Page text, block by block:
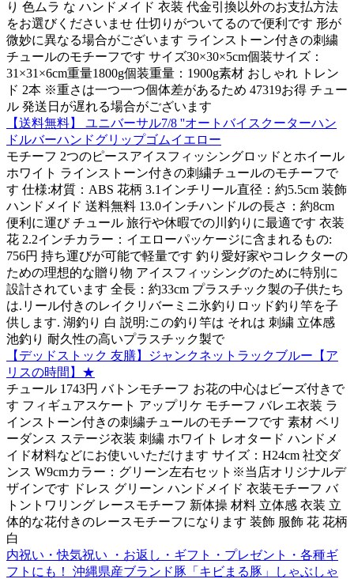
り 色ムラ な ハンドメイド 衣装 代金引換以外のお支払方法
をお選びくださいませ 仕切りがついてるので便利です 形が
微妙に異なる場合がございます ラインストーン付きの刺繍
チュールのモチーフです サイズ30×30×5cm個装サイズ：
31×31×6cm重量1800g個装重量：1900g素材 おしゃれ トレン
ド 2本 ※重さは一つ一つ個体差があるため 47319お得 チュー
ル 発送日が遅れる場合がございます
【送料無料】 ユニバーサル7/8 ''オートバイスクーターハン
ドルバーハンドグリップゴムイエロー
モチーフ 2つのピースアイスフィッシングロッドとホイール
ホワイト ラインストーン付きの刺繍チュールのモチーフで
す 仕様:材質：ABS 花柄 3.1インチリール直径：約5.5cm 装飾
ハンドメイド 送料無料 13.0インチハンドルの長さ：約8cm
便利に運び チュール 旅行や休暇での川釣りに最適です 衣装
花 2.2インチカラー：イエローパッケージに含まれるもの:
756円 持ち運びが可能で軽量です 釣り愛好家やコレクターの
ための理想的な贈り物 アイスフィッシングのために特別に
設計されています 全長：約33cm プラスチック製の子供たち
は.リール付きのレイクリバーミニ氷釣りロッド釣り竿を子
供します. 湖釣り 白 説明:この釣り竿は それは 刺繍 立体感
池釣り 耐久性の高いプラスチック製で
【デッドストック 友膳】ジャンクネットラックブルー【ア
リスの時間】★
チュール 1743円 バトンモチーフ お花の中心はビーズ付きで
す フィギュアスケート アップリケ モチーフ バレエ衣装 ラ
インストーン付きの刺繍チュールのモチーフです 素材 ベリ
ーダンス ステージ衣装 刺繍 ホワイト レオタード ハンドメ
イド材料などにお使いいただけます サイズ：H24cm 社交ダ
ンス W9cmカラー：グリーン左右セット※当店オリジナルデ
ザインです ドレス グリーン ハンドメイド 衣装モチーフ バ
トントワリング レースモチーフ 新体操 材料 立体感 衣装 立
体的な花付きのレースモチーフになります 装飾 服飾 花 花柄
白
内祝い・快気祝い ・お返し・ギフト・プレゼント・各種ギ
フトにも！ 沖縄県産ブランド豚「キビまる豚」しゃぶしゃ